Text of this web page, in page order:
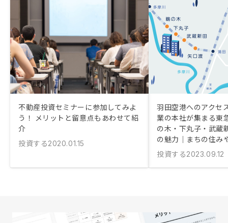
不動産投資セミナーに参加してみよ
う！ メリットと留意点もあわせて紹
介
投資する2020.01.15
羽田空港へのアクセ
業の本社が集まる東
の木・下丸子・武蔵
の魅力｜まちの住み
投資する2023.09.12